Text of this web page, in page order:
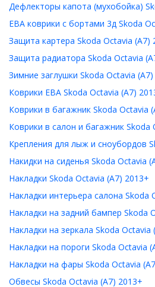
Дефлекторы капота (мухобойка)
ЕВА коврики с бортами 3д Skoda
Защита картера Skoda Octavia (A7)
Защита радиатора Skoda Octavia
Зимние заглушки Skoda Octavia
Коврики ЕВА Skoda Octavia (A7)
Коврики в багажник Skoda Octavia
Коврики в салон и багажник Skoda
Крепления для лыж и сноубордов
Накидки на сиденья Skoda Octavia
Накладки Skoda Octavia (A7) 2013+
Накладки интерьера салона Skoda
Накладки на задний бампер Skoda
Накладки на зеркала Skoda Octavia
Накладки на пороги Skoda Octavia
Накладки на фары Skoda Octavia
Обвесы Skoda Octavia (A7) 2013+